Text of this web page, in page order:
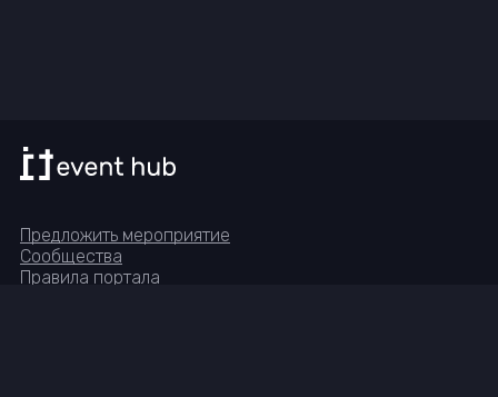
Предложить мероприятие
Сообщества
Правила портала